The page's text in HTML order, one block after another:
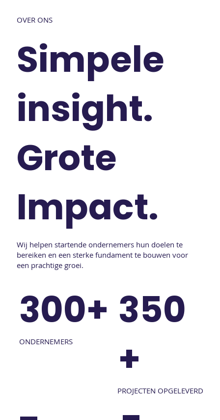
OVER ONS
Simpele
insight.
Grote
Impact.
Wij helpen startende ondernemers hun doelen te
bereiken en een sterke fundament te bouwen voor
een prachtige groei.
300+
ONDERNEMERS
350
+
PROJECTEN OPGELEVERD